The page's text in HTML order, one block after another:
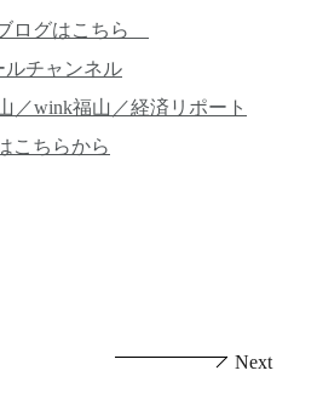
ログはこちら
ルチャンネル
wink福山／経済リポート
こちらから
Next